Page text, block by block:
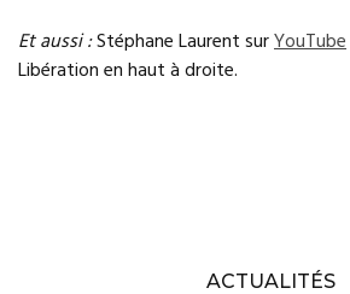
Et aussi :Stéphane Laurent surYouTube
Libération en haut à droite.
ACTUALITÉS